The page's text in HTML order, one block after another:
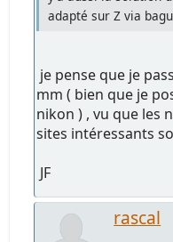
adapté sur Z via
je pense que je
mm ( bien que je
nikon ) , vu que les
sites intéressants
JF
rascal